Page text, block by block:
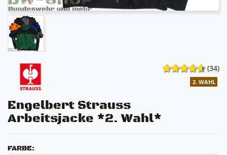
(34)
2. WAHL
Engelbert Strauss
Arbeitsjacke *2. Wahl*
FARBE: